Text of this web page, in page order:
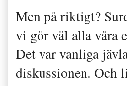
Men på riktigt?
vi gör väl alla våra
Det var vanliga
diskussionen. Och